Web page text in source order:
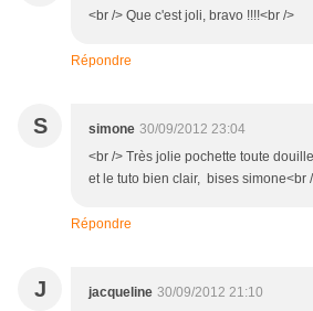
<br /> Que c'est joli, bravo !!!!<br />
Répondre
S simone 30/09/2012 23:04
<br /> Très jolie pochette toute
et le tuto bien clair, bises simone<br
Répondre
J jacqueline 30/09/2012 21:10